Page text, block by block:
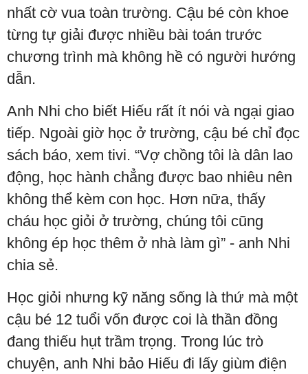
nhất cờ vua toàn trường. Cậu bé còn khoe
từng tự giải được nhiều bài toán trước
chương trình mà không hề có người hướng
dẫn.
Anh Nhi cho biết Hiếu rất ít nói và ngại giao
tiếp. Ngoài giờ học ở trường, cậu bé chỉ đọc
sách báo, xem tivi. “Vợ chồng tôi là dân lao
động, học hành chẳng được bao nhiêu nên
không thể kèm con học. Hơn nữa, thấy
cháu học giỏi ở trường, chúng tôi cũng
không ép học thêm ở nhà làm gì” - anh Nhi
chia sẻ.
Học giỏi nhưng kỹ năng sống là thứ mà một
cậu bé 12 tuổi vốn được coi là thần đồng
đang thiếu hụt trầm trọng. Trong lúc trò
chuyện, anh Nhi bảo Hiếu đi lấy giùm điện